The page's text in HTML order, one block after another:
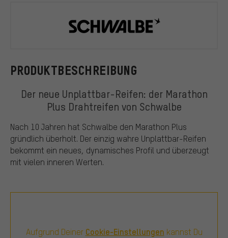
PRODUKTBESCHREIBUNG
Der neue Unplattbar-Reifen: der Marathon
Plus Drahtreifen von Schwalbe
Nach 10 Jahren hat Schwalbe den Marathon Plus
gründlich überholt. Der einzig wahre Unplattbar-Reifen
bekommt ein neues, dynamisches Profil und überzeugt
mit vielen inneren Werten.
Aufgrund Deiner Cookie-Einstellungen kannst Du